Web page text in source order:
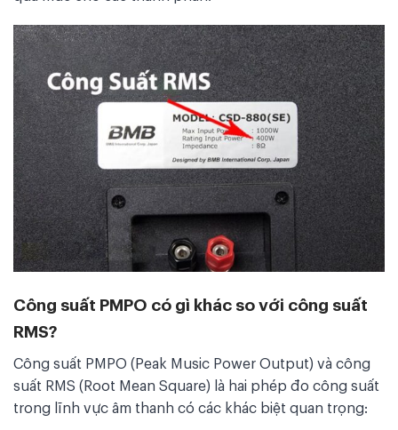
Công suất PMPO có gì khác so với công suất
RMS?
Công suất PMPO (Peak Music Power Output) và công
suất RMS (Root Mean Square) là hai phép đo công suất
trong lĩnh vực âm thanh có các khác biệt quan trọng: